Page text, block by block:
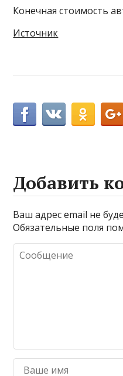
Конечная стоимость
Источник
Добавить
Ваш адрес email не
Обязательные поля